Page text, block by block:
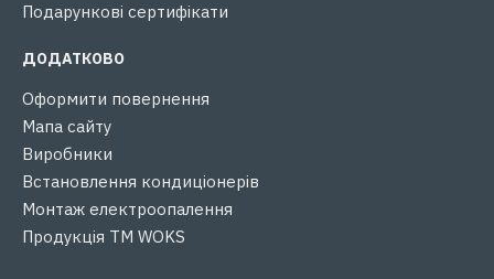
Подарункові сертифікати
ДОДАТКОВО
Оформити повернення
Мапа сайту
Виробники
Встановлення кондиціонерів
Монтаж електроопалення
Продукція ТМ WOKS